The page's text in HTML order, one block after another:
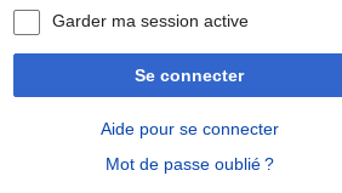
Garder ma session active
Se connecter
Aide pour se connecter
Mot de passe oublié ?